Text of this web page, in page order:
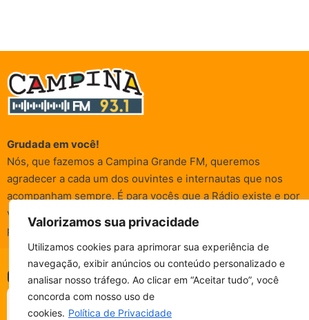
Valorizamos sua privacidade
Utilizamos cookies para aprimorar sua experiência de
navegação, exibir anúncios ou conteúdo personalizado e
analisar nosso tráfego. Ao clicar em “Aceitar tudo”, você
concorda com nosso uso de
cookies. Política de Privacidade
CAMPINA FM - AO VIVO
ESCUTE SEM PARAR!
Grudada em você!
Nós, que fazemos a Campina Grande FM, queremos
agradecer a cada um dos ouvintes e internautas que nos
acompanham sempre. É para vocês que a Rádio existe e por
vocês que as informações (informativas, de entretenimento,
promocionais e de conscientização) são realizadas.
© Campina FM 1978 – 2026. Termos de Uso|Política de
Privacidade
Desenvolvido pela rox Publicidade